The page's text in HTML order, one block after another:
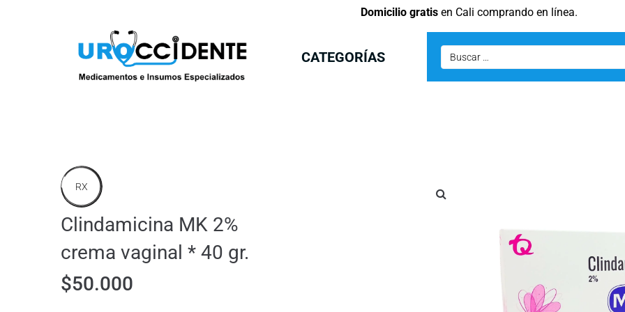
Domicilio gratisen Cali comprando en línea.
CATEGORÍAS
RX
Clindamicina MK 2%
crema vaginal * 40 gr.
$50.000